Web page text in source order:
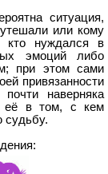
ситуация,
утешали или кому
кто нуждался в
эмоций либо
при этом сами
привязанности
наверняка
её в том, с кем
судьбу.